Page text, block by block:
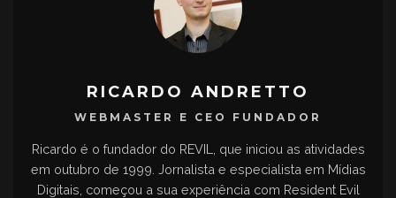
RICARDO ANDRETTO
WEBMASTER E CEO FUNDADOR
Ricardo é o fundador do REVIL, que iniciou as atividades
em outubro de 1999. Jornalista e especialista em Mídias
Digitais, começou a sua experiência com Resident Evil